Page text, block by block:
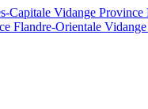
Capitale Vidange Province
Flandre-Orientale